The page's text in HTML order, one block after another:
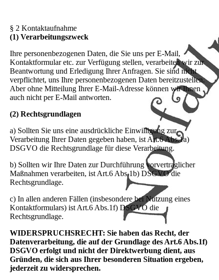
§ 2 Kontaktaufnahme
(1) Verarbeitungszweck
Ihre personenbezogenen Daten, die Sie uns per E-Mail,
Kontaktformular etc. zur Verfügung stellen, verarbeiten wir zur
Beantwortung und Erledigung Ihrer Anfragen. Sie sind nicht
verpflichtet, uns Ihre personenbezogenen Daten bereitzustellen.
Aber ohne Mitteilung Ihrer E-Mail-Adresse können wir Ihnen
auch nicht per E-Mail antworten.
(2) Rechtsgrundlagen
a) Sollten Sie uns eine ausdrückliche Einwilligung zur
Verarbeitung Ihrer Daten gegeben haben, ist Art.6 Abs.1a)
DSGVO die Rechtsgrundlage für diese Verarbeitung.
b) Sollten wir Ihre Daten zur Durchführung vorvertraglicher
Maßnahmen verarbeiten, ist Art.6 Abs.1b) DSGVO die
Rechtsgrundlage.
c) In allen anderen Fällen (insbesondere bei Nutzung eines
Kontaktformulars) ist Art.6 Abs.1f) DSGVO die
Rechtsgrundlage.
WIDERSPRUCHSRECHT: Sie haben das Recht, der
Datenverarbeitung, die auf der Grundlage des Art.6 Abs.1f)
DSGVO erfolgt und nicht der Direktwerbung dient, aus
Gründen, die sich aus Ihrer besonderen Situation ergeben,
jederzeit zu widersprechen.